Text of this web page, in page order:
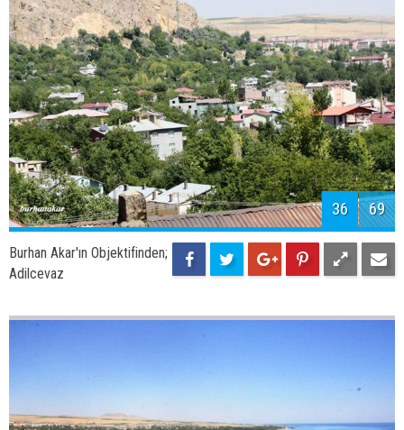
38 69
Burhan Akar'ın Objektifinden;
Aygır gölü